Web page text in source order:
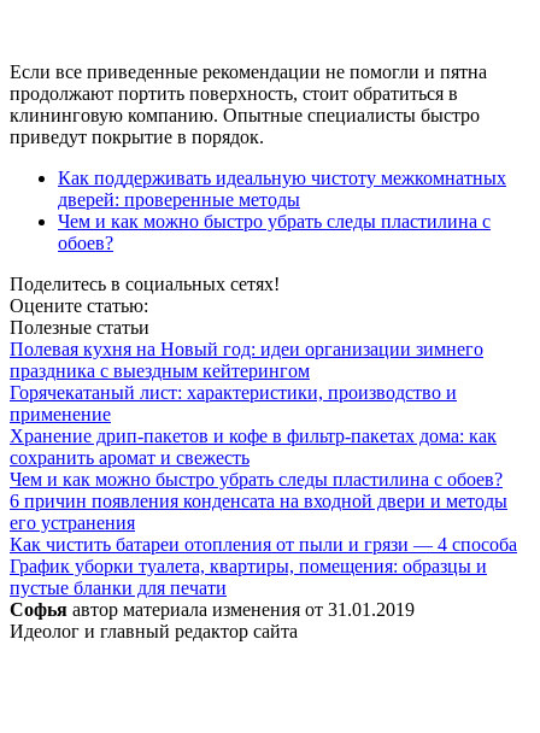
Если все приведенные рекомендации не помогли и пятна
продолжают портить поверхность, стоит обратиться в
клининговую компанию. Опытные специалисты быстро
приведут покрытие в порядок.
Как поддерживать идеальную чистоту межкомнатных
дверей: проверенные методы
Чем и как можно быстро убрать следы пластилина с
обоев?
Поделитесь в социальных сетях!
Оцените статью:
Полезные статьи
Полевая кухня на Новый год: идеи организации зимнего
праздника с выездным кейтерингом
Горячекатаный лист: характеристики, производство и
применение
Хранение дрип-пакетов и кофе в фильтр-пакетах дома: как
сохранить аромат и свежесть
Чем и как можно быстро убрать следы пластилина с обоев?
6 причин появления конденсата на входной двери и методы
его устранения
Как чистить батареи отопления от пыли и грязи — 4 способа
График уборки туалета, квартиры, помещения: образцы и
пустые бланки для печати
Софья автор материала изменения от 31.01.2019
Идеолог и главный редактор сайта